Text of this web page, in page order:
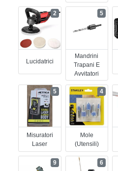
Lucidatrici
2
Mandrini
Trapani E
Avvitatori
5
Misuratori
Laser
5
Mole
(utensili)
4
9 6